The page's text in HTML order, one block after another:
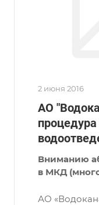
2 июня 2016
АО
процедура
Вниманию
в МКД
АО